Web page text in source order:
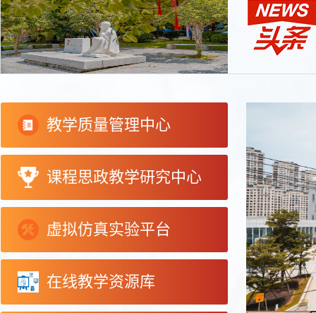
教学质量管理中心
课程思政教学研究中心
虚拟仿真实验平台
在线教学资源库